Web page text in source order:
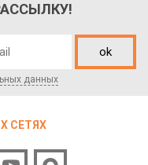
ok
данных
СЕТЯХ